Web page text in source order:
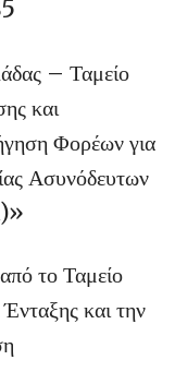
– Ταμείο
και
Φορέων για
Ασυνόδευτων
το Ταμείο
και την